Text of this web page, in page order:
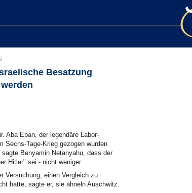
Besatzung
Aba Eban, der legendäre Labor-
Sechs-Tage-Krieg gezogen wurden
Benyamin Netanyahu, dass der
Hitler" sei - nicht weniger.
Versuchung, einen Vergleich zu
hatte, sagte er, sie ähneln Auschwitz.